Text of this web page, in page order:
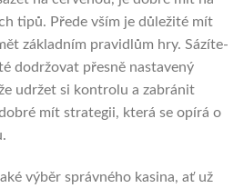
tipů. Přede vším je důležité mít
základním pravidlům hry. Sázíte-
dodržovat přesně nastavený
udržet si kontrolu a zabránit
mít strategii, která se opírá o
výběr správného kasina, ať už